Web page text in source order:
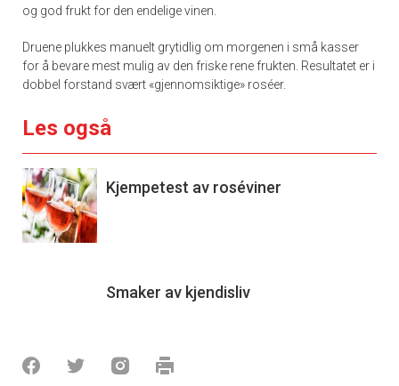
og god frukt for den endelige vinen.
Druene plukkes manuelt grytidlig om morgenen i små kasser
for å bevare mest mulig av den friske rene frukten. Resultatet er i
dobbel forstand svært «gjennomsiktige» roséer.
Les også
Kjempetest av roséviner
Smaker av kjendisliv